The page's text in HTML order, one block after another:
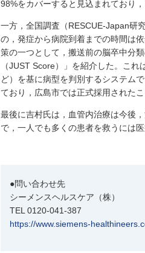
98%をカバーすると見込まれており
一方，全国調査（RESCUE-Japan研
の，発症から病院到着までの時間は
策の一つとして，搬送前の脳卒中分
（JUST Score）」を紹介した。こ
ど）を基に病型を判別するシステム
ており，広島市では正式採用されたこ
最後に吉村氏は，血管内治療は今後
で，一人でも多くの患者を救うには
●問い合わせ先
シーメンスヘルスケア（株）
TEL 0120-041-387
https://www.siemens-